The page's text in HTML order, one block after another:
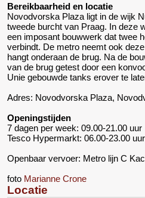
Bereikbaarheid en locatie
Novodvorska Plaza ligt in de wijk
tweede burcht van Praag. In deze
een imposant bouwwerk dat twee
verbindt. De metro neemt ook
hangt onderaan de brug. Na de
van de brug getest door een
Unie gebouwde tanks erover te
Adres: Novodvorska Plaza,
Openingstijden
7 dagen per week: 09.00-21.00 uur
Tesco Hypermarkt: 06.00-23.00 uur
Openbaar vervoer: Metro lijn C
foto Marianne Crone
Locatie